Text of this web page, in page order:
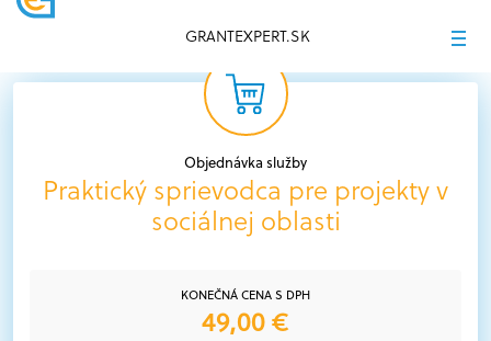
GRANTEXPERT.SK
Objednávka služby
Praktický sprievodca pre projekty v
sociálnej oblasti
KONEČNÁ CENA S DPH
49,00 €